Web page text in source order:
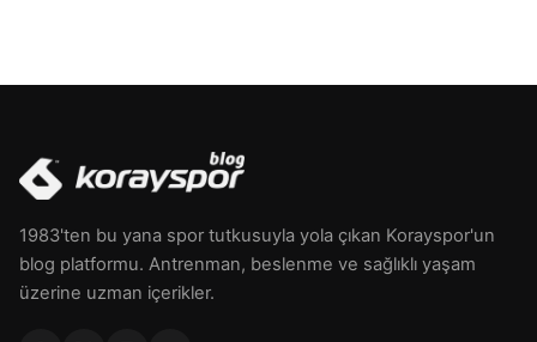
1983'ten bu yana spor tutkusuyla yola çıkan Korayspor'un
blog platformu. Antrenman, beslenme ve sağlıklı yaşam
üzerine uzman içerikler.